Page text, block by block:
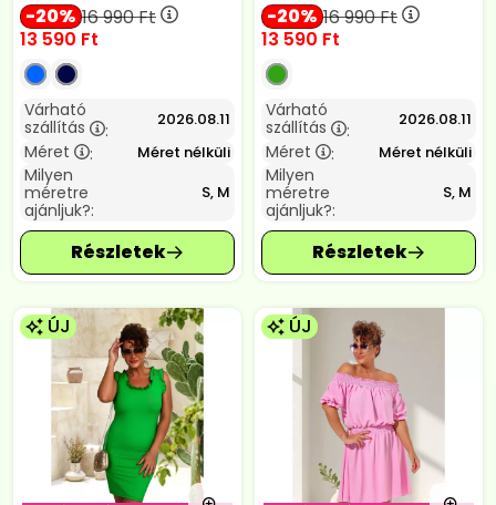
20 16 990Ft
13 590 Ft
Várható
szállítás
: 2026.08.11
Méret : Méret nélküli
Milyen
méretre
ajánljuk?:
S, M
20 16 990Ft
13 590 Ft
Várható
szállítás
: 2026.08.11
Méret : Méret nélküli
Milyen
méretre
ajánljuk?:
S, M
ÚJ ÚJ